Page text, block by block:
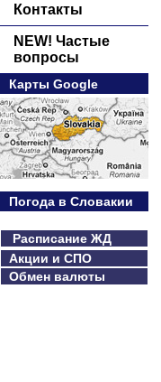
Контакты
NEW! Частые
вопросы
Карты Google
Погода в Словакии
Расписание ЖД
Акции и СПО
Обмен валюты